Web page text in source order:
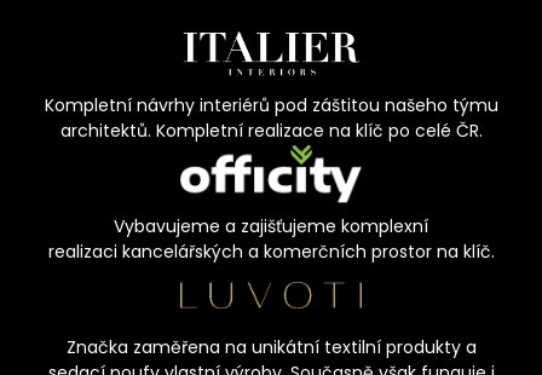
Kompletní návrhy interiérů pod záštitou našeho týmu
architektů. Kompletní realizace na klíč po celé ČR.
Vybavujeme a zajišťujeme komplexní
realizaci kancelářských a komerčních prostor na klíč.
Značka zaměřena na unikátní textilní produkty a